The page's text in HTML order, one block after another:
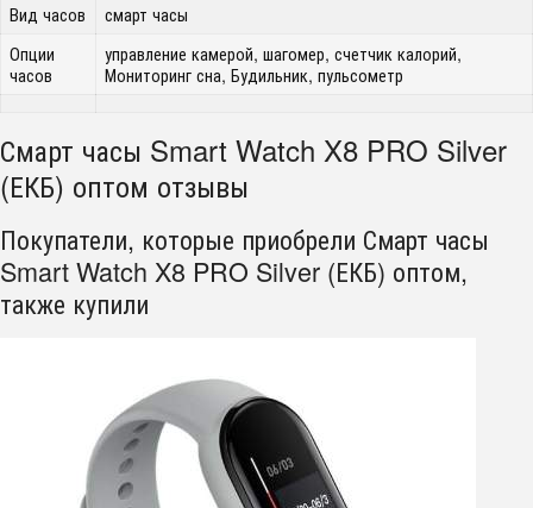
Вид часов
смарт часы
Опции
часов
управление камерой, шагомер, счетчик калорий,
Мониторинг сна, Будильник, пульсометр
Смарт часы Smart Watch X8 PRO Silver
(ЕКБ) оптом отзывы
Покупатели, которые приобрели Смарт часы
Smart Watch X8 PRO Silver (ЕКБ) оптом,
также купили